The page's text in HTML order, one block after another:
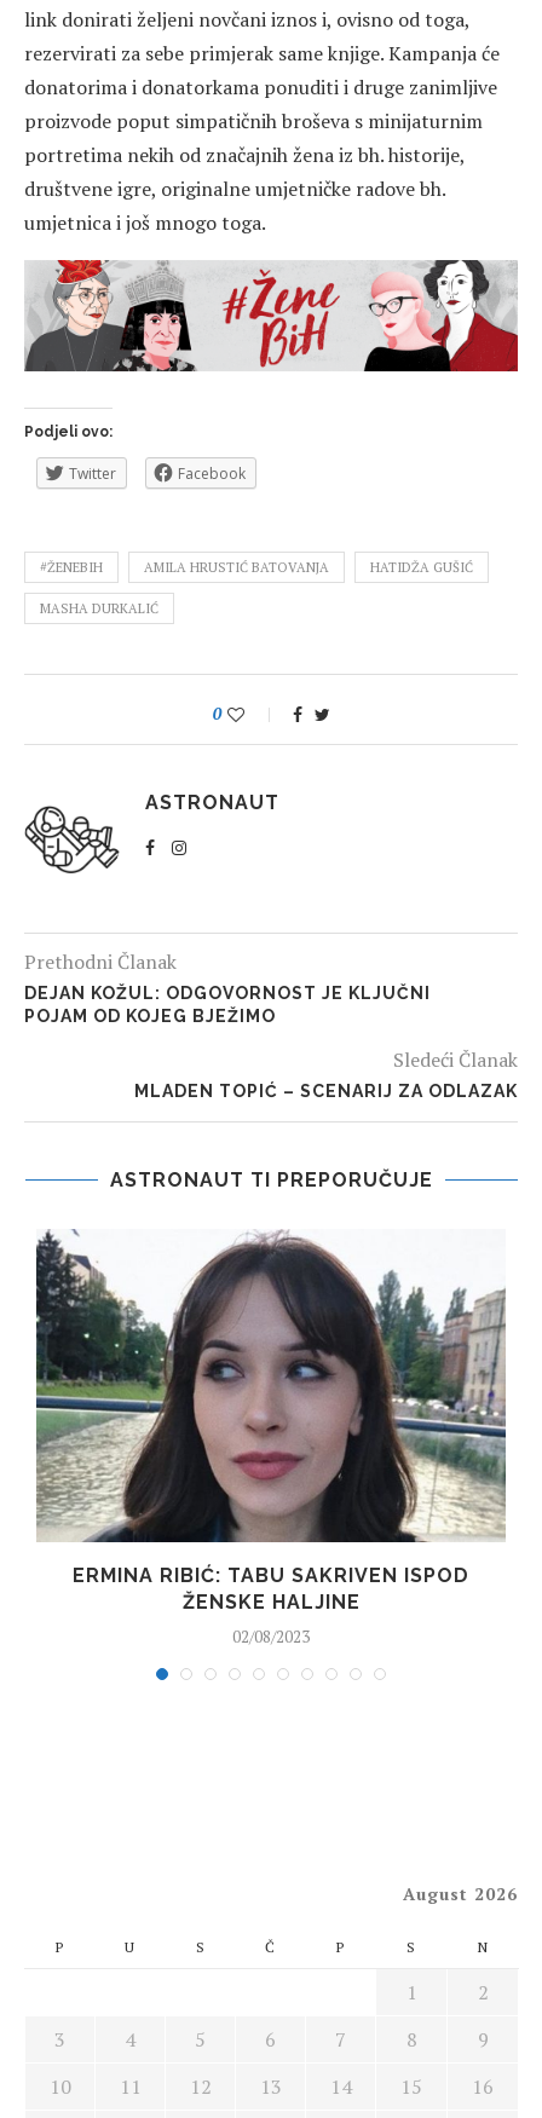
link donirati željeni novčani iznos i, ovisno od toga,
rezervirati za sebe primjerak same knjige. Kampanja će
donatorima i donatorkama ponuditi i druge zanimljive
proizvode poput simpatičnih broševa s minijaturnim
portretima nekih od značajnih žena iz bh. historije,
društvene igre, originalne umjetničke radove bh.
umjetnica i još mnogo toga.
Podjeli ovo:
Twitter Facebook
#ŽENEBIH AMILA HRUSTIĆ BATOVANJA HATIDŽA GUŠIĆ
MASHA DURKALIĆ
0
ASTRONAUT
Prethodni Članak
DEJAN KOŽUL: ODGOVORNOST JE KLJUČNI
POJAM OD KOJEG BJEŽIMO
Sledeći Članak
MLADEN TOPIĆ – SCENARIJ ZA ODLAZAK
ASTRONAUT TI PREPORUČUJE
ERMINA RIBIĆ: TABU SAKRIVEN ISPOD
ŽENSKE HALJINE
02/08/2023
August 2026
P U S Č P S N
1
2
3
4 5 6 7 8
9
10
11 12 13 14 15
16